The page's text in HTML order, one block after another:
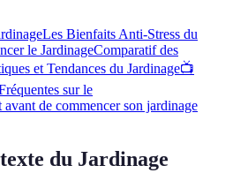
Les Bienfaits Anti-Stress du
le JardinageComparatif des
et Tendances du Jardinage📺
sur le
avant de commencer son jardinage
du Jardinage